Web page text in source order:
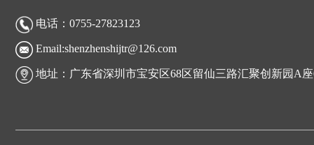
电话：0755-27823123
Email:shenzhenshijtr@126.com
地址：广东省深圳市宝安区68区留仙三路汇聚创新园A座